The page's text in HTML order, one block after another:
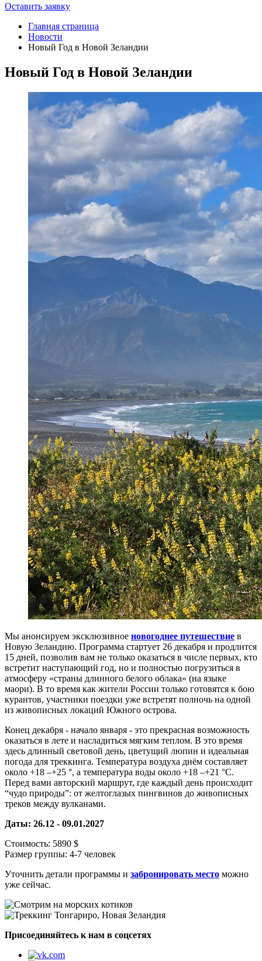
Оставить заявку
Главная страница
Новости
Новый Год в Новой Зеландии
Новый Год в Новой Зеландии
Мы анонсируем эксклюзивное новогоднее путешествие в
Новую Зеландию. Программа стартует 26 декабря и продлится
15 дней, позволив вам не только оказаться в числе первых, кто
встретит наступающий год, но и полностью погрузиться в
атмосферу «страны длинного белого облака» (на языке
маори). В то время как жители России только готовятся к бою
курантов, участники поездки уже встретят полночь на одной
из живописных локаций Южного острова.
Конец декабря - начало января - это прекрасная возможность
оказаться в лете и насладиться мягким теплом. В это время
здесь длинный световой день, цветущий люпин и идеальная
погода для треккинга. Температура воздуха днём составляет
около +18 –+25 °, а температура воды около +18 –+21 °C.
Перед вами авторский маршрут, где каждый день происходит
“чудо природы”: от желтоглазых пингвинов до живописных
треков между вулканами.
Даты: 26.12 - 09.01.2027
Стоимость: 5890 $
Размер группы: 4-7 человек
Уточнить детали программы и забронировать место можно
уже сейчас.
Присоединяйтесь к нам в соцсетях